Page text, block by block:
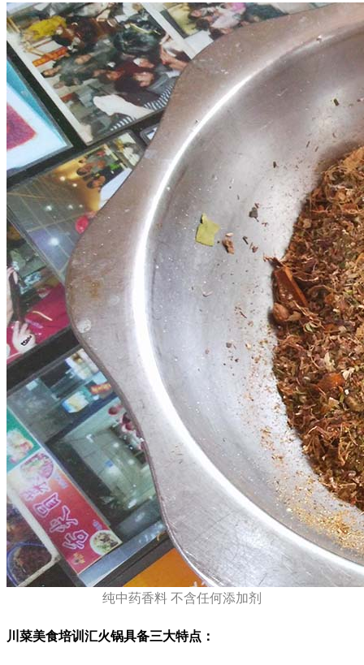
纯中药香料 不含任何添加剂
川菜美食培训汇火锅具备三大特点：